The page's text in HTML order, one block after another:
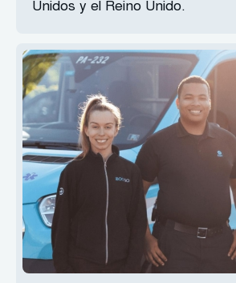
Unidos y el Reino Unido.